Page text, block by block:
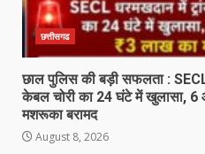
छत्तीसगढ
छाल पुलिस की बड़ी सफलता : SECL
केबल चोरी का 24 घंटे में खुलासा, 6
मशरूका बरामद
August 8, 2026